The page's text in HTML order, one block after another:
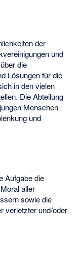
der
und
die
Lösungen für die
in den vielen
Die Abteilung
Menschen
und
Aufgabe die
aller
sowie die
verletzter und/oder